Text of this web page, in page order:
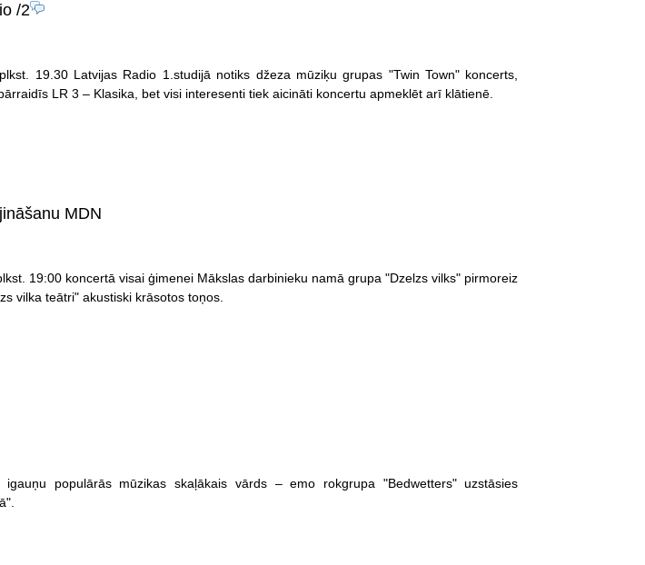
/2
19.30 Latvijas Radio 1.studijā notiks džeza mūziķu grupas "Twin Town" koncerts,
LR 3 – Klasika, bet visi interesenti tiek aicināti koncertu apmeklēt arī klātienē.
MDN
19:00 koncertā visai ģimenei Mākslas darbinieku namā grupa "Dzelzs vilks" pirmoreiz
vilka teātri" akustiski krāsotos toņos.
igauņu populārās mūzikas skaļākais vārds – emo rokgrupa "Bedwetters" uzstāsies